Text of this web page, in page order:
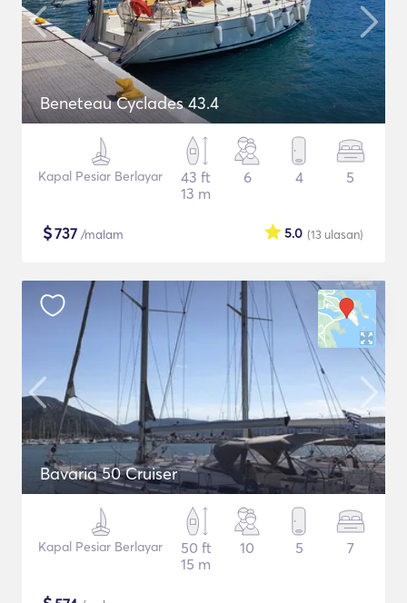
Beneteau Cyclades 43.4
Kapal Pesiar Berlayar
43 ft
13 m
6 4 5
$737 /malam (13 ulasan)
5.0
Bavaria 50 Cruiser
Kapal Pesiar Berlayar
50 ft
15 m
10 5 7